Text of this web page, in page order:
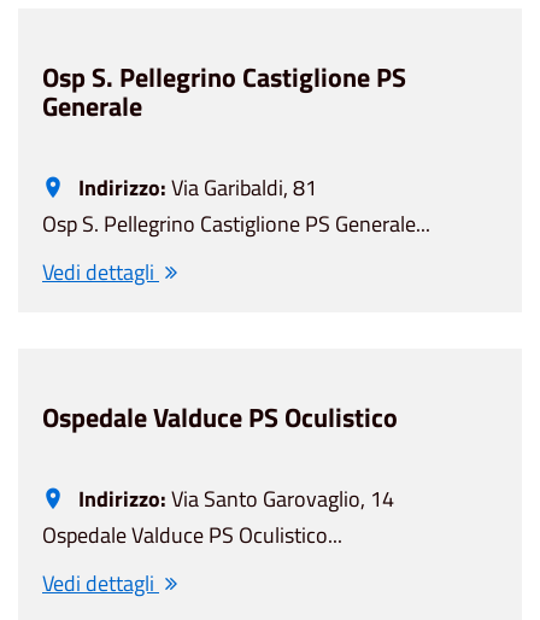
Osp S. Pellegrino Castiglione PS
Generale
Indirizzo:Via Garibaldi, 81
Osp S. Pellegrino Castiglione PS Generale...
Vedi dettagli
Ospedale Valduce PS Oculistico
Indirizzo:Via Santo Garovaglio, 14
Ospedale Valduce PS Oculistico...
Vedi dettagli